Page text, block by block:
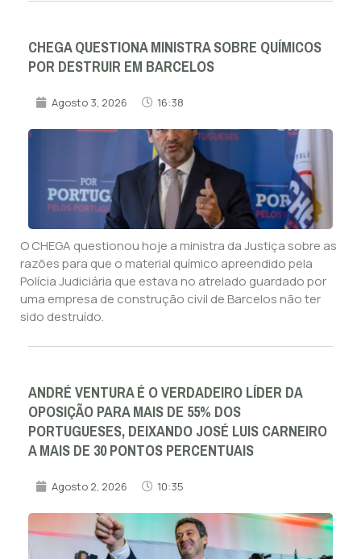
CHEGA QUESTIONA MINISTRA SOBRE QUÍMICOS
POR DESTRUIR EM BARCELOS
Agosto 3, 2026 16:38
O CHEGA questionou hoje a ministra da Justiça sobre as
razões para que o material químico apreendido pela
Polícia Judiciária que estava no atrelado guardado por
uma empresa de construção civil de Barcelos não ter
sido destruído.
ANDRÉ VENTURA É O VERDADEIRO LÍDER DA
OPOSIÇÃO PARA MAIS DE 55% DOS
PORTUGUESES, DEIXANDO JOSÉ LUIS CARNEIRO
A MAIS DE 30 PONTOS PERCENTUAIS
Agosto 2, 2026 10:35